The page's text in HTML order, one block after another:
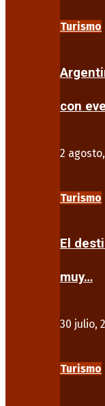
Turismo
con
2
Turismo
El
muy…
30 julio,
Turismo